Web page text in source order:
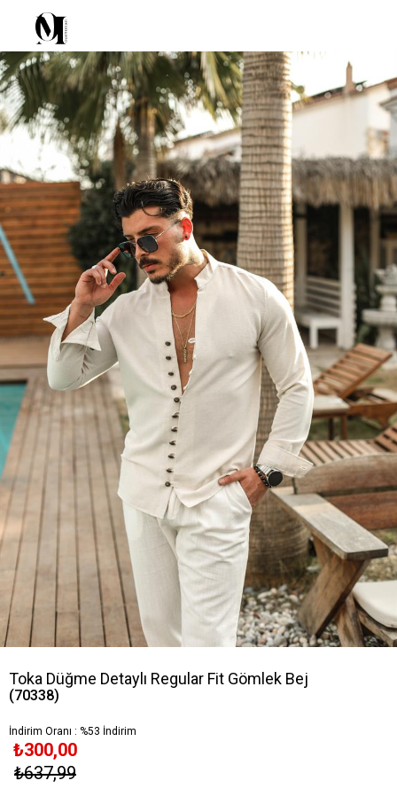
Toka Düğme Detaylı Regular Fit Gömlek Bej
(70338)
İndirim Oranı : %53 İndirim
₺637,99
₺300,00